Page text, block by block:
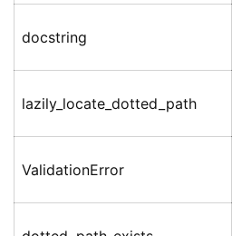
docstring
lazily_locate_dotted_path
ValidationError